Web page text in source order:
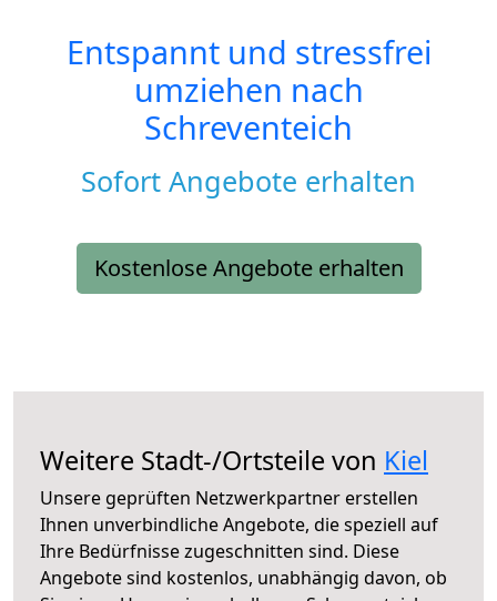
Entspannt und stressfrei
umziehen nach
Schreventeich
Sofort Angebote erhalten
Kostenlose Angebote erhalten
Weitere Stadt-/Ortsteile von Kiel
Unsere geprüften Netzwerkpartner erstellen
Ihnen unverbindliche Angebote, die speziell auf
Ihre Bedürfnisse zugeschnitten sind. Diese
Angebote sind kostenlos, unabhängig davon, ob